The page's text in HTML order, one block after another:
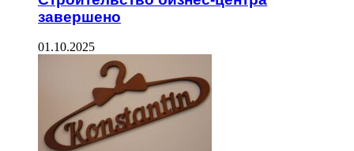
завершено
01.10.2025